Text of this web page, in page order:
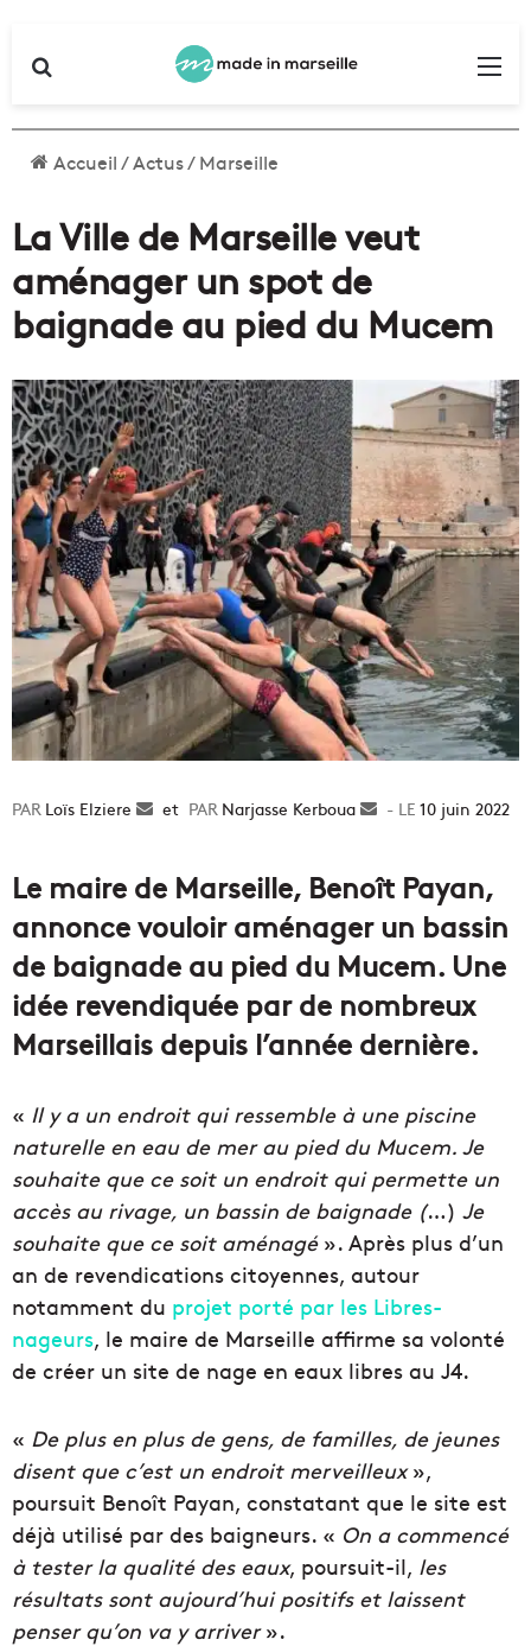
Accueil/Actus/Marseille
La Ville de Marseille veut
aménager un spot de
baignade au pied du Mucem
Loïs Elziere
Envoyer
et Narjasse Kerboua
Envoyer10 juin 2022
Le maire de Marseille, Benoît Payan,
annonce vouloir aménager un bassin
de baignade au pied du Mucem. Une
idée revendiquée par de nombreux
Marseillais depuis l’année dernière.
« Il y a un endroit qui ressemble à une piscine
naturelle en eau de mer au pied du Mucem. Je
souhaite que ce soit un endroit qui permette un
accès au rivage, un bassin de baignade (…) Je
souhaite que ce soit aménagé». Après plus d’un
an de revendications citoyennes, autour
notamment du projet porté par les Libres-
nageurs, le maire de Marseille affirme sa volonté
de créer un site de nage en eaux libres au J4.
« De plus en plus de gens, de familles, de jeunes
disent que c’est un endroit merveilleux»,
poursuit Benoît Payan, constatant que le site est
déjà utilisé par des baigneurs. « On a commencé
à tester la qualité des eaux, poursuit-il, les
résultats sont aujourd’hui positifs et laissent
penser qu’on va y arriver».